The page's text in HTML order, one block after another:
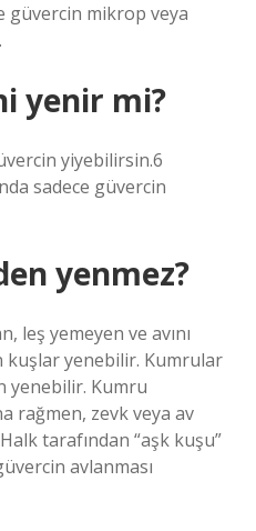
güvercin mikrop veya
yenir mi?
yiyebilirsin.6
sadece güvercin
yenmez?
leş yemeyen ve avını
kuşlar yenebilir. Kumrular
yenebilir. Kumru
rağmen, zevk veya av
tarafından “aşk kuşu”
avlanması